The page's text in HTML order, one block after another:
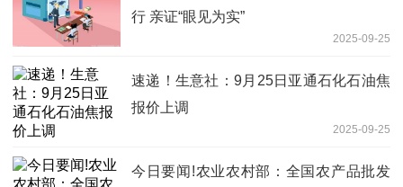
行 亲证“眼见为实”
2025-09-25
速递！生意社：9月25日亚通石化石油焦
报价上调
2025-09-25
今日要闻!农业农村部：全国农产品批发